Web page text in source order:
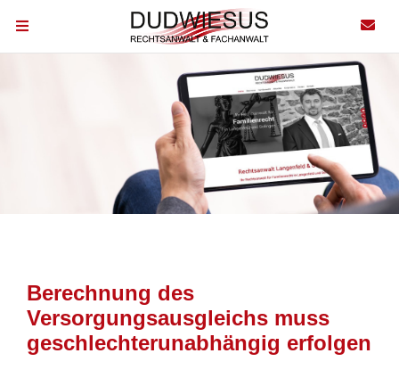
Berechnung des
Versorgungsausgleichs muss
geschlechterunabhängig erfolgen